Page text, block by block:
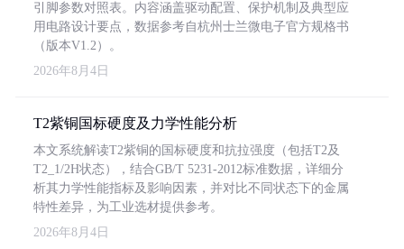
引脚参数对照表。内容涵盖驱动配置、保护机制及典型应
用电路设计要点，数据参考自杭州士兰微电子官方规格书
（版本V1.2）。
2026年8月4日
T2紫铜国标硬度及力学性能分析
本文系统解读T2紫铜的国标硬度和抗拉强度（包括T2及
T2_1/2H状态），结合GB/T 5231-2012标准数据，详细分
析其力学性能指标及影响因素，并对比不同状态下的金属
特性差异，为工业选材提供参考。
2026年8月4日